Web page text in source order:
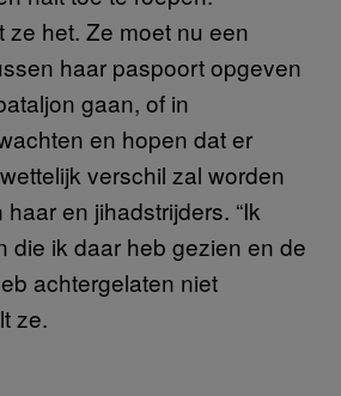
ze het. Ze moet nu een
haar paspoort opgeven
gaan, of in
en hopen dat er
verschil zal worden
en jihadstrijders. “Ik
die ik daar heb gezien en de
achtergelaten niet
ze.